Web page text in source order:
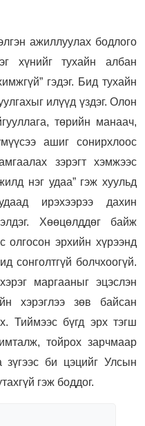
ажиллуулах бодлого
хүнийг тухайн албан
гэдэг. Бид тухайн
илүүд үздэг. Олон
төрийн манаач,
ашиг сонирхлоос
зэрэгт хэмжээс
нэг удаа” гэж хуульд
ирэхээрээ дахин
Хөөцөлддөг байж
олгосон эрхийн хүрээнд
сонголтгүй болчхоогүй.
маргааныг эцэслэн
хэрэглээ зөв байсан
Тиймээс бүгд эрх тэгш
тойрох зарчмаар
зүгээс би цэцийг Улсын
гэж боддог.